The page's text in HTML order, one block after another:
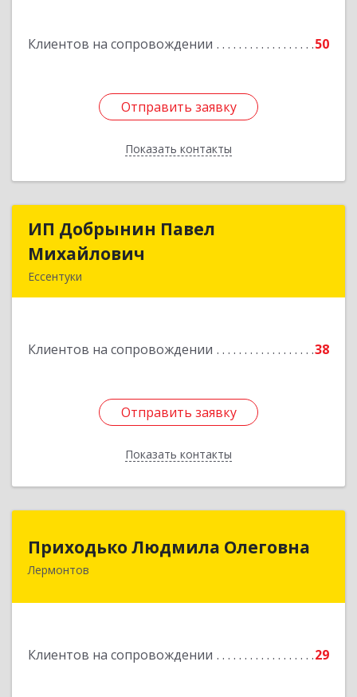
Клиентов на сопровождении 50
Отправить заявку
Показать контакты
Отправить заявку
Назад
ИП Добрынин Павел
Михайлович
Ессентуки
Клиентов на сопровождении 38
Отправить заявку
Показать контакты
ИП Добрынин Павел
Отправить заявку
Назад
Приходько Людмила Олеговна
Лермонтов
Клиентов на сопровождении 29
357341, Лермонтов г, П.Лумумбы ул, дом №